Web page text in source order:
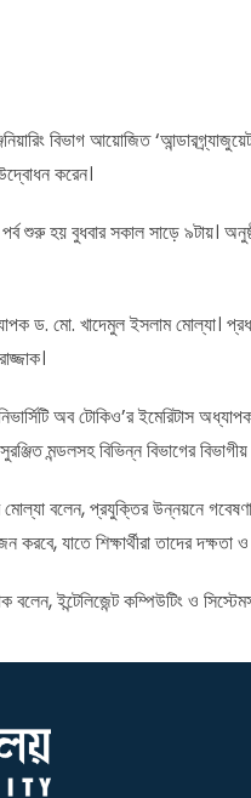
বিভাগ আয়োজিত
করেন।
শুরু হয় বুধবার সকাল সাড়ে ৯টায়।
ড. মো. খাদেমুল ইসলাম মোল্যা।
অব টোকিও’র ইমেরিটাস
মন্ডলসহ বিভিন্ন বিভাগের
বলেন, প্রযুক্তির উন্নয়নে গবেষণা
যাতে শিক্ষার্থীরা তাদের
ইন্টেলিজেন্ট কম্পিউটিং ও